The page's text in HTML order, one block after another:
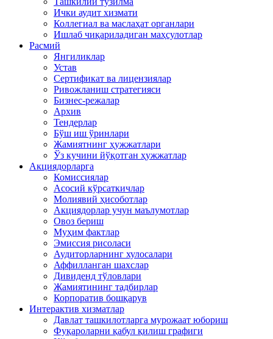
Ички аудит хизмати
Коллегиал ва маслаҳат органлари
Ишлаб чиқариладиган маҳсулотлар
Расмий
Янгиликлар
Устав
Сертификат ва лицензиялар
Ривожланиш стратегияси
Бизнес-режалар
Архив
Тендерлар
Бўш иш ўринлари
Жамиятнинг ҳужжатлари
Ўз кучини йўқотган ҳужжатлар
Акциядорларга
Комиссиялар
Асосий кўрсаткичлар
Молиявий ҳисоботлар
Акциядорлар учун маълумотлар
Овоз бериш
Муҳим фактлар
Эмиссия рисоласи
Аудиторларнинг хулосалари
Аффилланган шахслар
Дивиденд тўловлари
Жамиятининг тадбирлар
Корпоратив бошқарув
Интерактив хизматлар
Давлат ташкилотларга мурожаат юбориш
Фуқароларни қабул қилиш графиги